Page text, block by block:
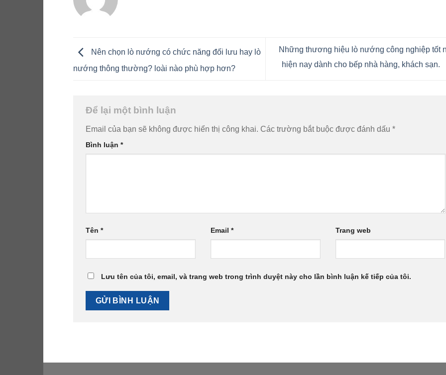
Nên chọn lò nướng có chức năng đối lưu hay lò
nướng thông thường? loài nào phù hợp hơn?
Những thương hiệu lò nướng công nghiệp tốt
hiện nay dành cho bếp nhà hàng, khách sạn.
Để lại một bình luận
Email của bạn sẽ không được hiển thị công khai. Các trường bắt buộc được đánh dấu *
Bình luận *
Tên * Email * Trang web
Lưu tên của tôi, email, và trang web trong trình duyệt này cho lần bình luận kế tiếp của tôi.